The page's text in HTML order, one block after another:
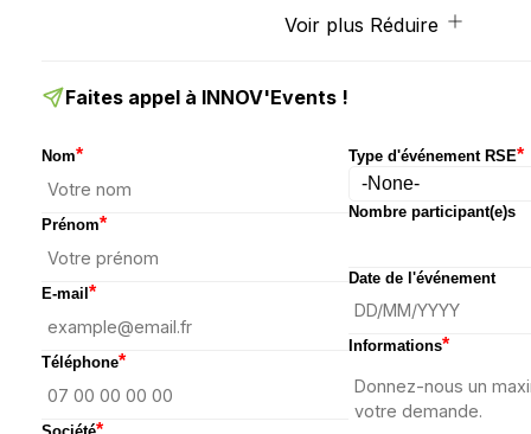
Voir plus Réduire
Faites appel à INNOV'Events !
Nom*
Prénom*
E-mail*
Téléphone*
*
Type d'événement RSE*
Nombre participant(e)s
Date de l'événement
Informations*